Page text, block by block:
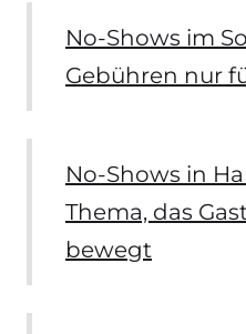
No-Shows im
Gebühren nur
No-Shows in
Thema, das
bewegt